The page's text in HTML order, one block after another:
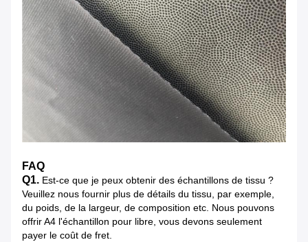
FAQ
Q1. Est-ce que je peux obtenir des échantillons de tissu ?
Veuillez nous fournir plus de détails du tissu, par exemple,
du poids, de la largeur, de composition etc. Nous pouvons
offrir A4 l'échantillon pour libre, vous devons seulement
payer le coût de fret.